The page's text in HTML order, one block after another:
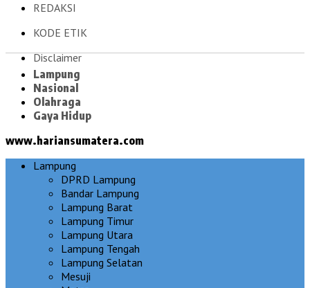
REDAKSI
KODE ETIK
Disclaimer
Lampung
Nasional
Olahraga
Gaya Hidup
www.hariansumatera.com
Lampung
DPRD Lampung
Bandar Lampung
Lampung Barat
Lampung Timur
Lampung Utara
Lampung Tengah
Lampung Selatan
Mesuji